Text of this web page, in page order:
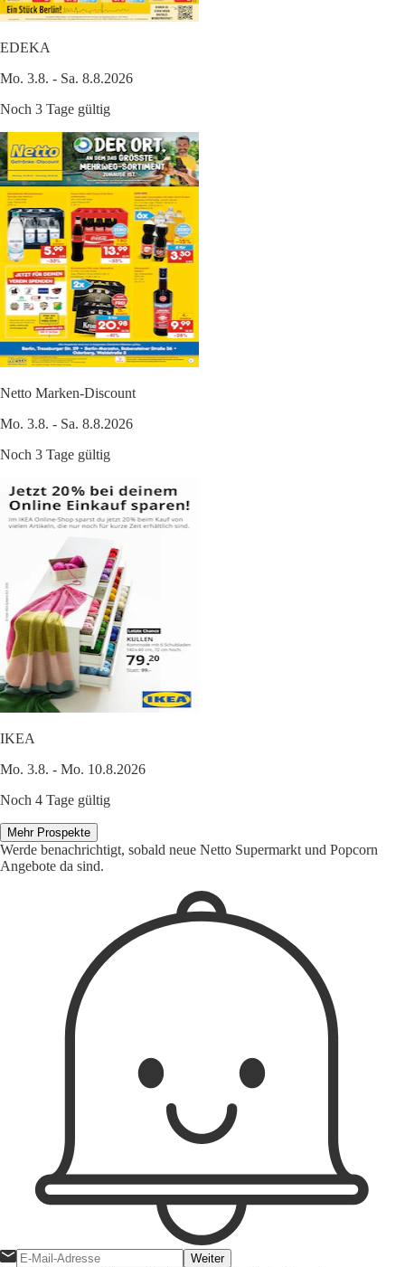
EDEKA
Mo. 3.8. - Sa. 8.8.2026
Noch 3 Tage gültig
Netto Marken-Discount
Mo. 3.8. - Sa. 8.8.2026
Noch 3 Tage gültig
IKEA
Mo. 3.8. - Mo. 10.8.2026
Noch 4 Tage gültig
Mehr Prospekte
Werde benachrichtigt, sobald neue Netto Supermarkt und Popcorn
Angebote da sind.
Weiter